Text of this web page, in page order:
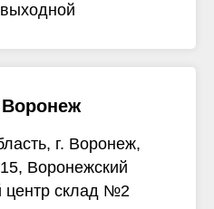
г. Воронеж,
Воронежский
центр склад №2